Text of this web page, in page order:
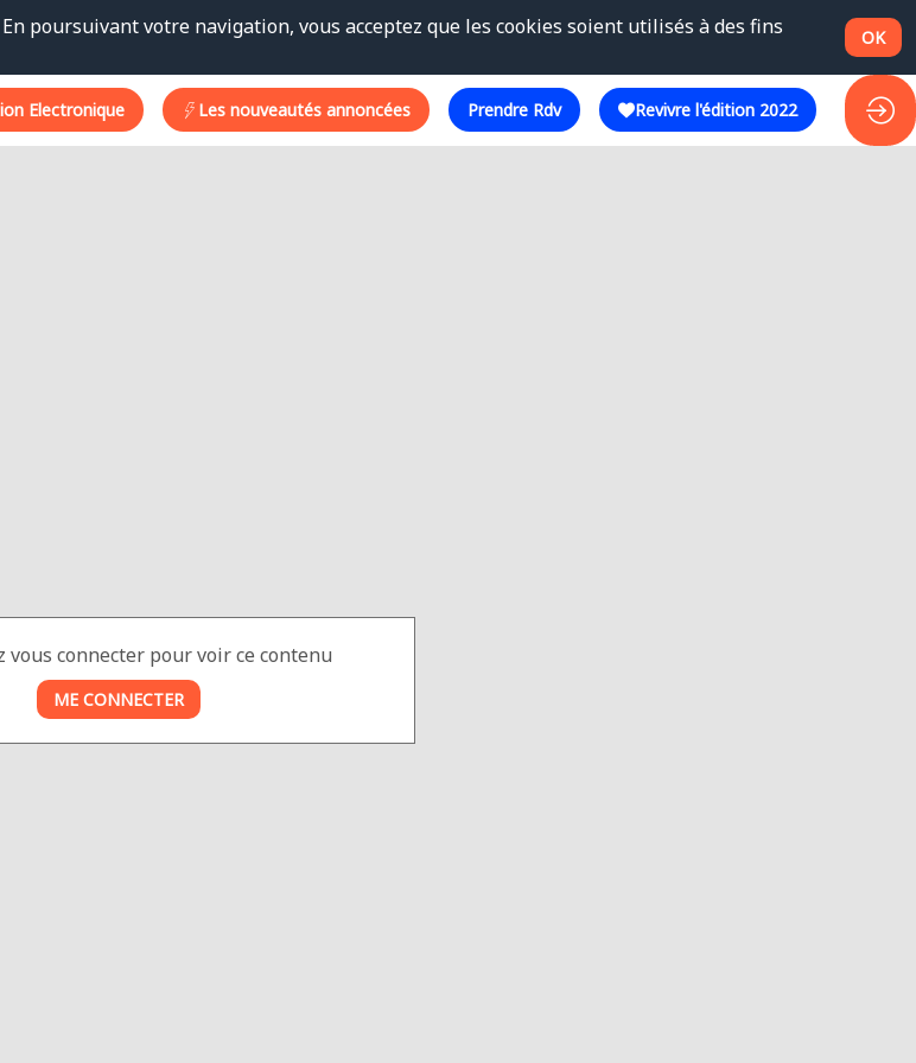
Electronique Les nouveautés annoncées Prendre Rdv Revivre l'édition 2022
vous connecter pour voir ce contenu
ME CONNECTER
poursuivant votre navigation, vous acceptez que les cookies soient utilisés à des fins
OK